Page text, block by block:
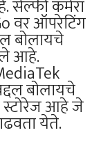
सेल्फी कॅमेरा
वर ऑपरेटिंग
बोलायचे
आहे.
बोलायचे
स्टोरेज आहे जे
येते.